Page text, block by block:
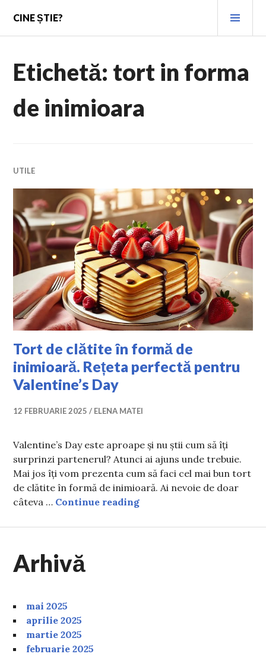
content
CINE ȘTIE?
Etichetă: tort in forma
de inimioara
UTILE
Tort de clătite în formă de
inimioară. Rețeta perfectă pentru
Valentine’s Day
12 FEBRUARIE 2025 ELENA MATEI
Valentine’s Day este aproape și nu știi cum să îți
surprinzi partenerul? Atunci ai ajuns unde trebuie.
Mai jos îți vom prezenta cum să faci cel mai bun tort
de clătite în formă de inimioară. Ai nevoie de doar
câteva … Continue readingTort de clătite în formă
Arhivă
mai 2025
aprilie 2025
martie 2025
februarie 2025